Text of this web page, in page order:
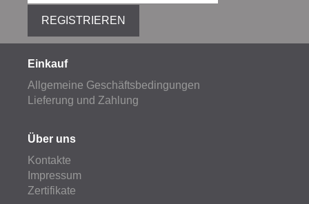
REGISTRIEREN
Einkauf
Allgemeine Geschäftsbedingungen
Lieferung und Zahlung
Über uns
Kontakte
Impressum
Zertifikate